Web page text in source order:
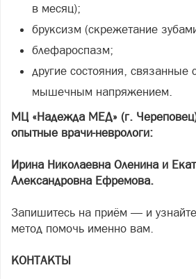
в месяц);
бруксизм (скрежетание
блефароспазм;
другие состояния, связанные
мышечным напряжением.
МЦ «Надежда МЕД» (г.
опытные врачи-неврологи:
Ирина Николаевна Оленина и
Александровна Ефремова.
Запишитесь на приём — и
метод помочь именно вам.
КОНТАКТЫ